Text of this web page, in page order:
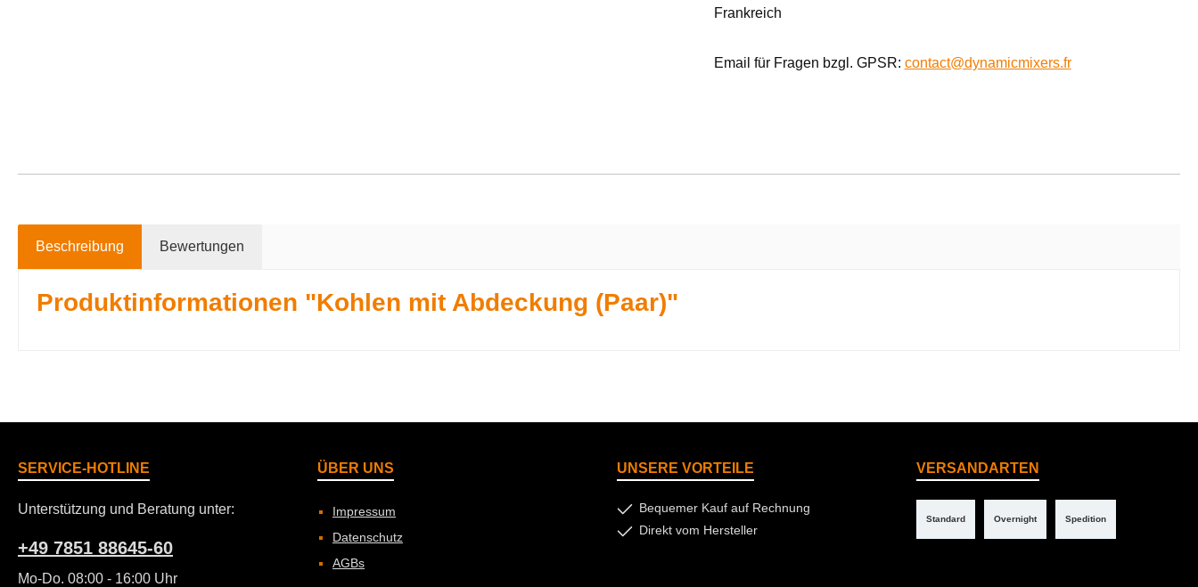
Frankreich
Email für Fragen bzgl. GPSR: contact@dynamicmixers.fr
Beschreibung Bewertungen
Produktinformationen "Kohlen mit Abdeckung (Paar)"
SERVICE-HOTLINE
Unterstützung und Beratung unter:
+49 7851 88645-60
Mo-Do. 08:00 - 16:00 Uhr
ÜBER UNS
Impressum
Datenschutz
AGBs
UNSERE VORTEILE
Bequemer Kauf auf Rechnung
Direkt vom Hersteller
VERSANDARTEN
Standard Overnight Spedition